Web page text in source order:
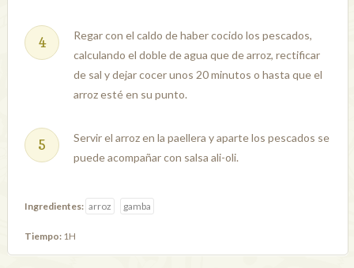
Regar con el caldo de haber cocido los pescados,
calculando el doble de agua que de arroz, rectificar
de sal y dejar cocer unos 20 minutos o hasta que el
arroz esté en su punto.
Servir el arroz en la paellera y aparte los pescados se
puede acompañar con salsa ali-oli.
Ingredientes: arroz gamba
Tiempo: 1H